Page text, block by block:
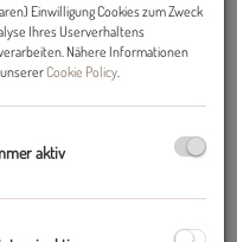
schönster Lage zu kaufen!
befindet sich beim
Einwilligung Cookies zum Zweck
Ihres Userverhaltens
Nähere Informationen
Cookie Policy
aktiv